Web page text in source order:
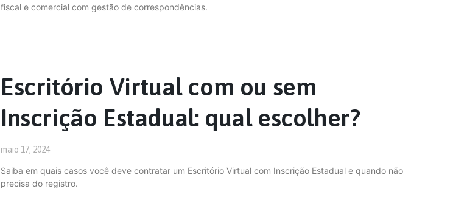
fiscal e comercial com gestão de correspondências.
Escritório Virtual com ou sem
Inscrição Estadual: qual escolher?
maio 17, 2024
Saiba em quais casos você deve contratar um Escritório Virtual com Inscrição Estadual e quando não
precisa do registro.